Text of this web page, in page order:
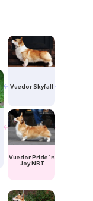
Vuedor Pride`n
Joy NBT
Vuedor Skyfall